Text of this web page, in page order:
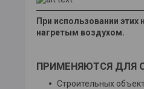
При использовании
нагретым воздухом.
ПРИМЕНЯЮТСЯ ДЛЯ
Строительных